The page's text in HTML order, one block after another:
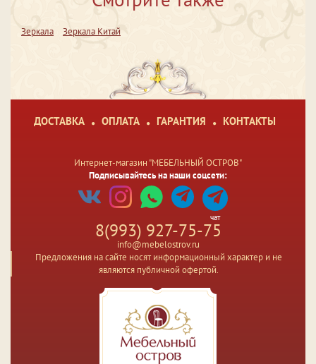
Зеркала Зеркала Китай
ДОСТАВКА ОПЛАТА ГАРАНТИЯ КОНТАКТЫ
Интернет-магазин "МЕБЕЛЬНЫЙ ОСТРОВ"
Подписывайтесь на наши соцсети:
чат
8(993) 927-75-75
info@mebelostrov.ru
Предложения на сайте носят информационный характер и не
являются публичной офертой.